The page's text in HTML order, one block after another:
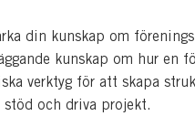
din kunskap om
kunskap om hur en
verktyg för att skapa
stöd och driva projekt.